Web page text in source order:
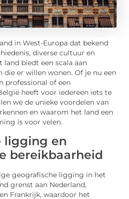
in West-Europa dat bekend
diverse cultuur en
biedt een scala aan
die er willen wonen. Of je nu een
professional of een
heeft voor iedereen iets te
we de unieke voordelen van
en waarom het land een
is voor velen.
ligging en
bereikbaarheid
geografische ligging in het
grenst aan Nederland,
Frankrijk, waardoor het